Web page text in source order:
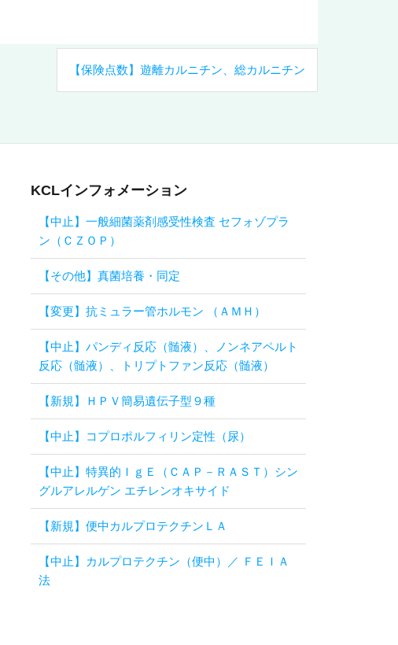
【保険点数】遊離カルニチン、総カルニチン
KCLインフォメーション
ン（ＣＺＯＰ）
【その他】真菌培養・同定
【変更】抗ミュラー管ホルモン （ＡＭＨ）
【中止】パンディ反応（髄液）、ノンネアペルト
反応（髄液）、トリプトファン反応（髄液）
【新規】ＨＰＶ簡易遺伝子型９種
【中止】コプロポルフィリン定性（尿）
【中止】特異的ＩｇＥ（ＣＡＰ－ＲＡＳＴ）シン
グルアレルゲン エチレンオキサイド
【新規】便中カルプロテクチンＬＡ
【中止】カルプロテクチン（便中）／ ＦＥＩＡ
法